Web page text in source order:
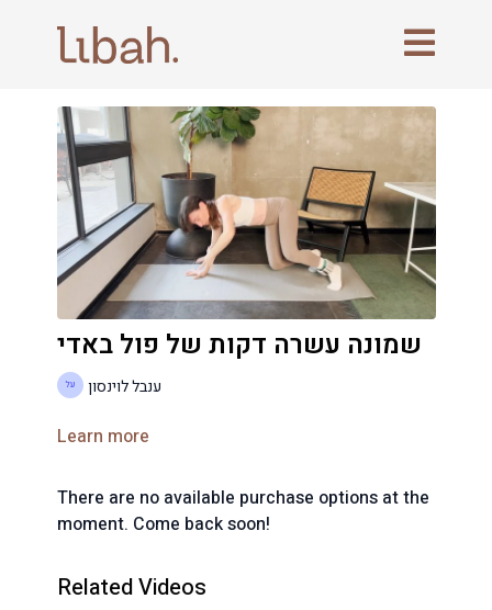
שמונה עשרה דקות של פול באדי
ענבל לוינסון
Learn more
There are no available purchase options at the
moment. Come back soon!
Related Videos